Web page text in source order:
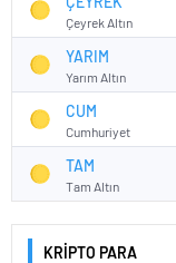
Çeyrek Altın
YARIM
Yarım Altın
CUM
Cumhuriyet
TAM
Tam Altın
KRİPTO PARA